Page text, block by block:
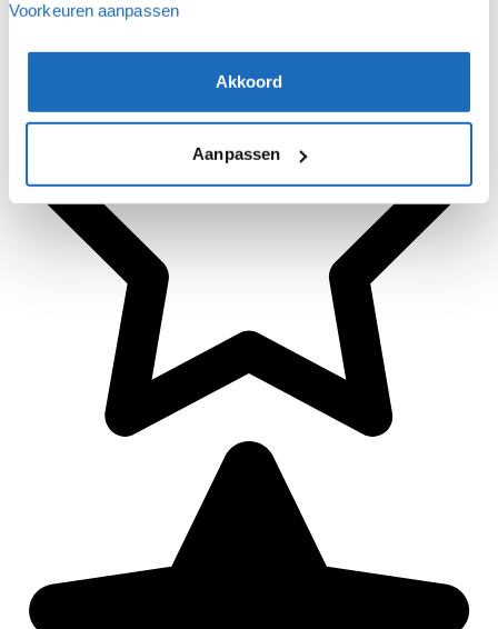
Voorkeuren aanpassen
Akkoord
Aanpassen